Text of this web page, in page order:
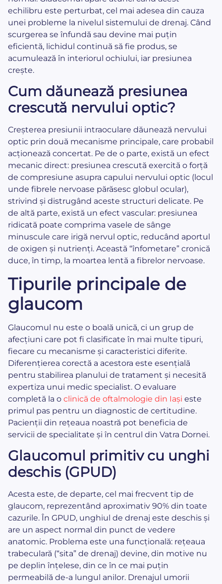
echilibru este perturbat, cel mai adesea din cauza
unei probleme la nivelul sistemului de drenaj. Când
scurgerea se înfundă sau devine mai puțin
eficientă, lichidul continuă să fie produs, se
acumulează în interiorul ochiului, iar presiunea
crește.
Cum dăunează presiunea
crescută nervului optic?
Creșterea presiunii intraoculare dăunează nervului
optic prin două mecanisme principale, care probabil
acționează concertat. Pe de o parte, există un efect
mecanic direct: presiunea crescută exercită o forță
de compresiune asupra capului nervului optic (locul
unde fibrele nervoase părăsesc globul ocular),
strivind și distrugând aceste structuri delicate. Pe
de altă parte, există un efect vascular: presiunea
ridicată poate comprima vasele de sânge
minuscule care irigă nervul optic, reducând aportul
de oxigen și nutrienți. Această “înfometare” cronică
duce, în timp, la moartea lentă a fibrelor nervoase.
Tipurile principale de
glaucom
Glaucomul nu este o boală unică, ci un grup de
afecțiuni care pot fi clasificate în mai multe tipuri,
fiecare cu mecanisme și caracteristici diferite.
Diferențierea corectă a acestora este esențială
pentru stabilirea planului de tratament și necesită
expertiza unui medic specialist. O evaluare
completă la o clinică de oftalmologie din Iași este
primul pas pentru un diagnostic de certitudine.
Pacienții din rețeaua noastră pot beneficia de
servicii de specialitate și în centrul din Vatra Dornei.
Glaucomul primitiv cu unghi
deschis (GPUD)
Acesta este, de departe, cel mai frecvent tip de
glaucom, reprezentând aproximativ 90% din toate
cazurile. În GPUD, unghiul de drenaj este deschis și
are un aspect normal din punct de vedere
anatomic. Problema este una funcțională: rețeaua
trabeculară (“sita” de drenaj) devine, din motive nu
pe deplin înțelese, din ce în ce mai puțin
permeabilă de-a lungul anilor. Drenajul umorii